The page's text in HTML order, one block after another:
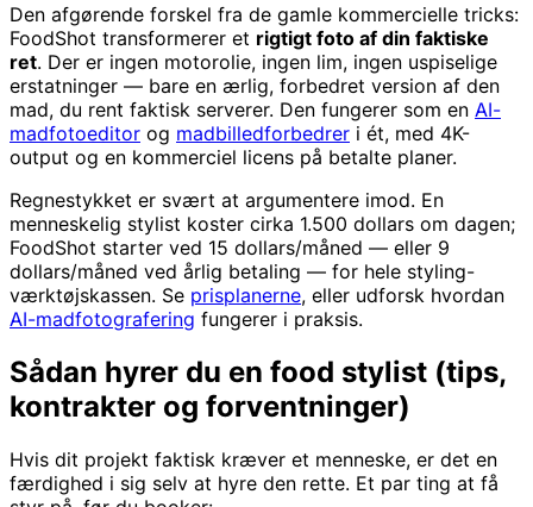
Den afgørende forskel fra de gamle kommercielle tricks:
FoodShot transformerer et rigtigt foto af din faktiske
ret. Der er ingen motorolie, ingen lim, ingen uspiselige
erstatninger — bare en ærlig, forbedret version af den
mad, du rent faktisk serverer. Den fungerer som en AI-
madfotoeditor og madbilledforbedrer i ét, med 4K-
output og en kommerciel licens på betalte planer.
Regnestykket er svært at argumentere imod. En
menneskelig stylist koster cirka 1.500 dollars om dagen;
FoodShot starter ved 15 dollars/måned — eller 9
dollars/måned ved årlig betaling — for hele styling-
værktøjskassen. Se prisplanerne, eller udforsk hvordan
AI-madfotografering fungerer i praksis.
Sådan hyrer du en food stylist (tips,
kontrakter og forventninger)
Hvis dit projekt faktisk kræver et menneske, er det en
færdighed i sig selv at hyre den rette. Et par ting at få